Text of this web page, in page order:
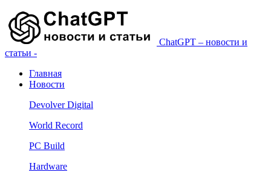
ChatGPT – новости и
статьи -
Главная
Новости
Devolver Digital
World Record
PC Build
Hardware